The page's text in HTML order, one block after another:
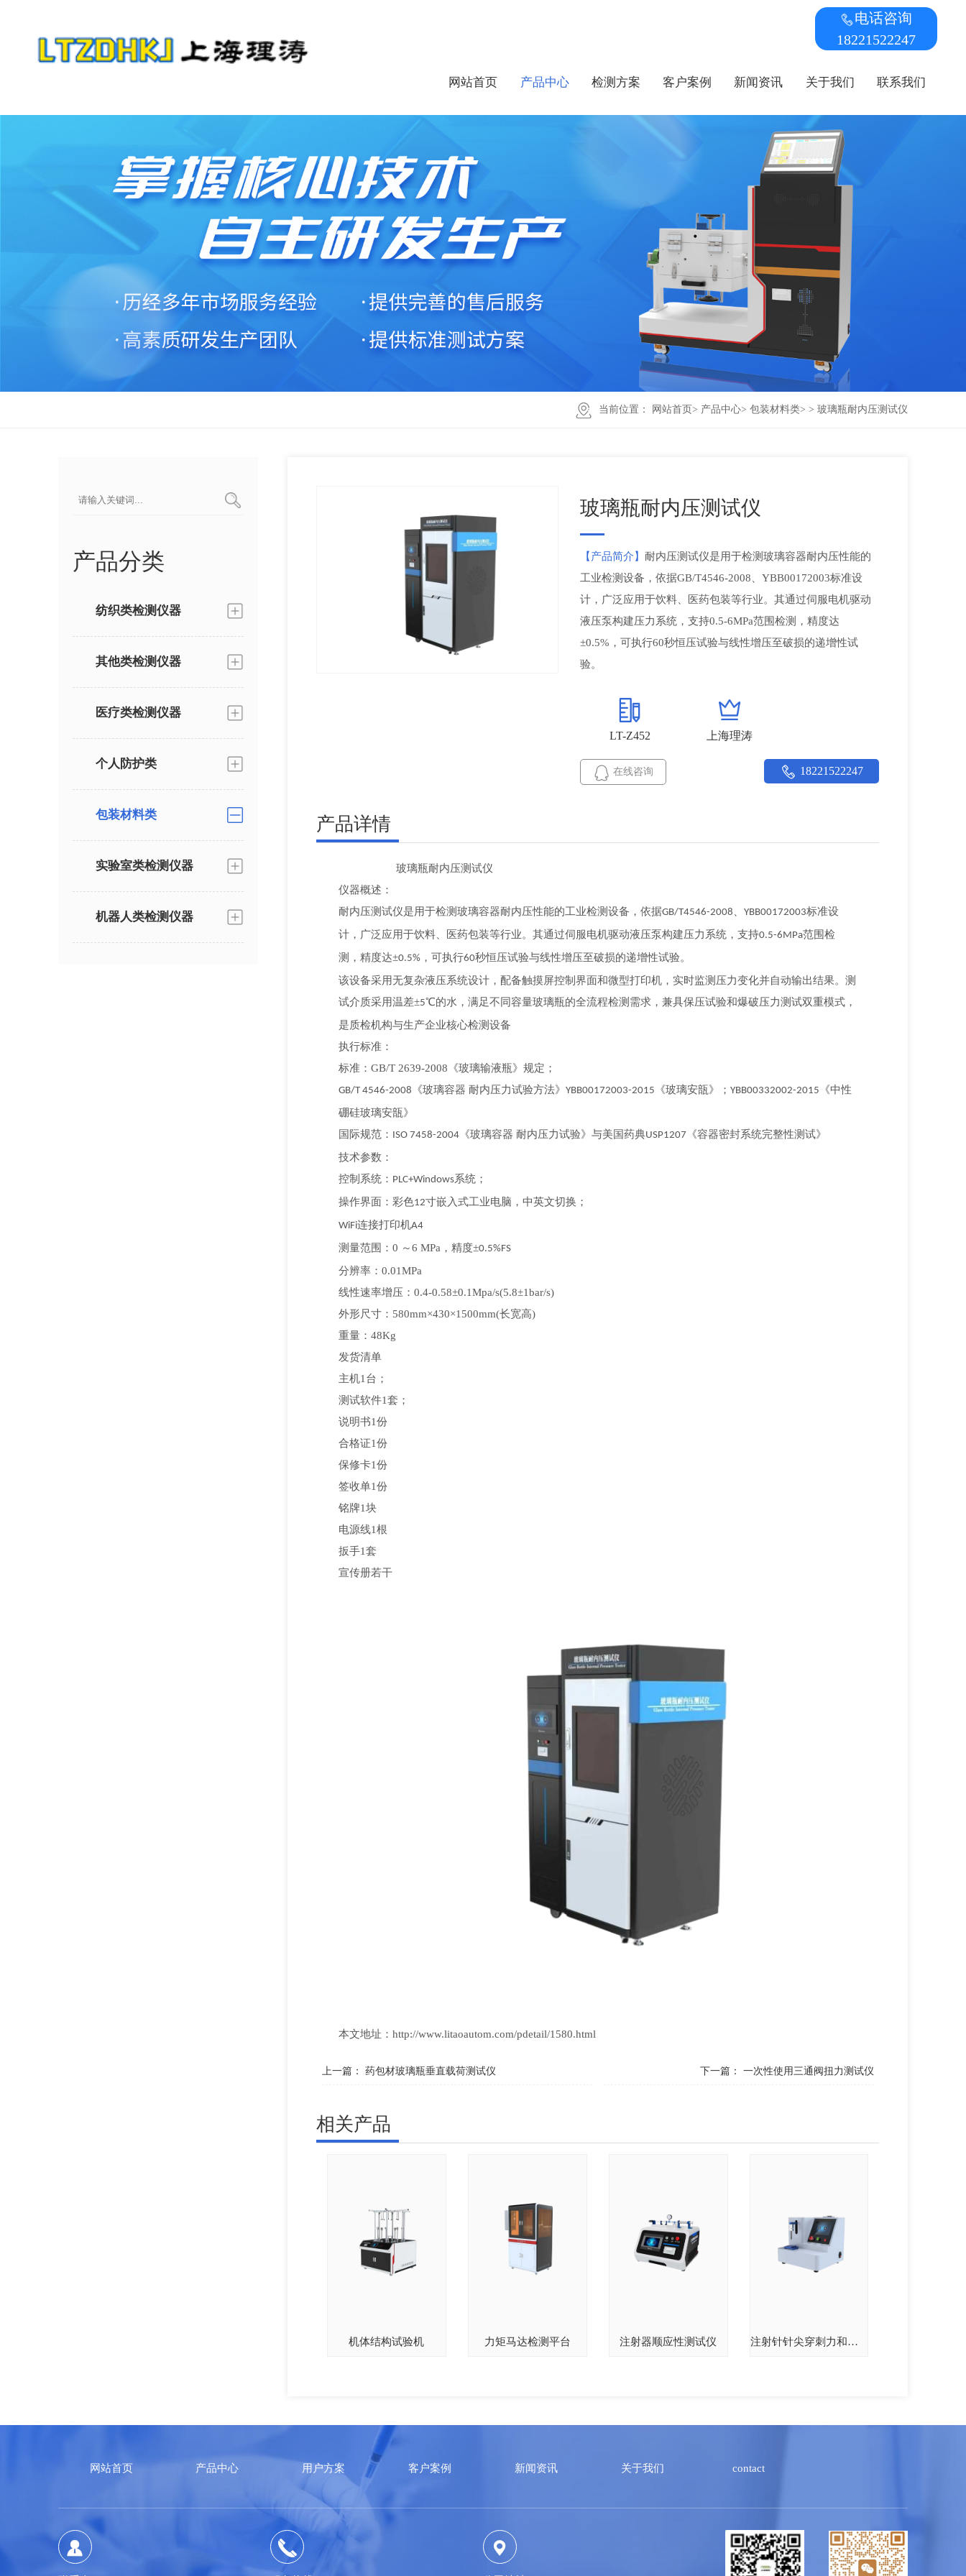
电话咨询
18221522247
网站首页 产品中心 检测方案 客户案例 新闻资讯 关于我们 联系我们
当前位置： 网站首页> 产品中心>包装材料类>> 玻璃瓶耐内压测试仪
产品分类
纺织类检测仪器
其他类检测仪器
医疗类检测仪器
个人防护类
包装材料类
实验室类检测仪器
机器人类检测仪器
玻璃瓶耐内压测试仪
【产品简介】 耐内压测试仪是用于检测玻璃容器耐内压性能的
工业检测设备，依据GB/T4546-2008、YBB00172003标准设
计，广泛应用于饮料、医药包装等行业。其通过伺服电机驱动
液压泵构建压力系统，支持0.5-6MPa范围检测，精度达
±0.5%，可执行60秒恒压试验与线性增压至破损的递增性试
验。
LT-Z452 上海理涛
在线咨询 18221522247
产品详情
玻璃瓶耐内压测试仪
仪器概述：
耐内压测试仪是用于检测玻璃容器耐内压性能的工业检测设备，依据GB/T4546-2008 、YBB00172003标准设
计，广泛应用于饮料、医药包装等行业。其通过伺服电机驱动液压泵构建压力系统，支持0.5-6MPa范围检
测，精度达±0.5% ，可执行60秒恒压试验与线性增压至破损的递增性试验。
该设备采用无复杂液压系统设计，配备触摸屏控制界面和微型打印机，实时监测压力变化并自动输出结果。测
试介质采用温差±5℃的水，满足不同容量玻璃瓶的全流程检测需求，兼具保压试验和爆破压力测试双重模式，
是质检机构与生产企业核心检测设备
执行标准：
标准：GB/T 2639-2008 《玻璃输液瓶》规定；
GB/T 4546-2008 《玻璃容器 耐内压力试验方法》YBB00172003-2015 《玻璃安瓿》；YBB00332002-2015 《中性
硼硅玻璃安瓿》
国际规范： ISO 7458-2004 《玻璃容器 耐内压力试验》与美国药典USP1207 《容器密封系统完整性测试》
技术参数：
控制系统： PLC+Windows系统；
操作界面：彩色12寸嵌入式工业电脑，中英文切换；
WiFi连接打印机A4
测量范围：0 ～6 MPa ，精度±0.5%FS
分辨率：0.01MPa
线性速率增压：0.4-0.58±0.1Mpa/s(5.8±1bar/s)
外形尺寸： 580mm×430×1500mm(长宽高)
重量：48Kg
发货清单
主机1 台；
测试软件1套；
说明书1份
合格证1份
保修卡1份
签收单1份
铭牌1块
电源线1根
扳手1套
宣传册若干
本文地址：http://www.litaoautom.com/pdetail/1580.html
上一篇： 药包材玻璃瓶垂直载荷测试仪 下一篇： 一次性使用三通阀扭力测试仪
相关产品
机体结构试验机 力矩马达检测平台 注射器顺应性测试仪 注射针针尖穿刺力和阻力试验机
网站首页 产品中心 用户方案 客户案例 新闻资讯 关于我们 contact